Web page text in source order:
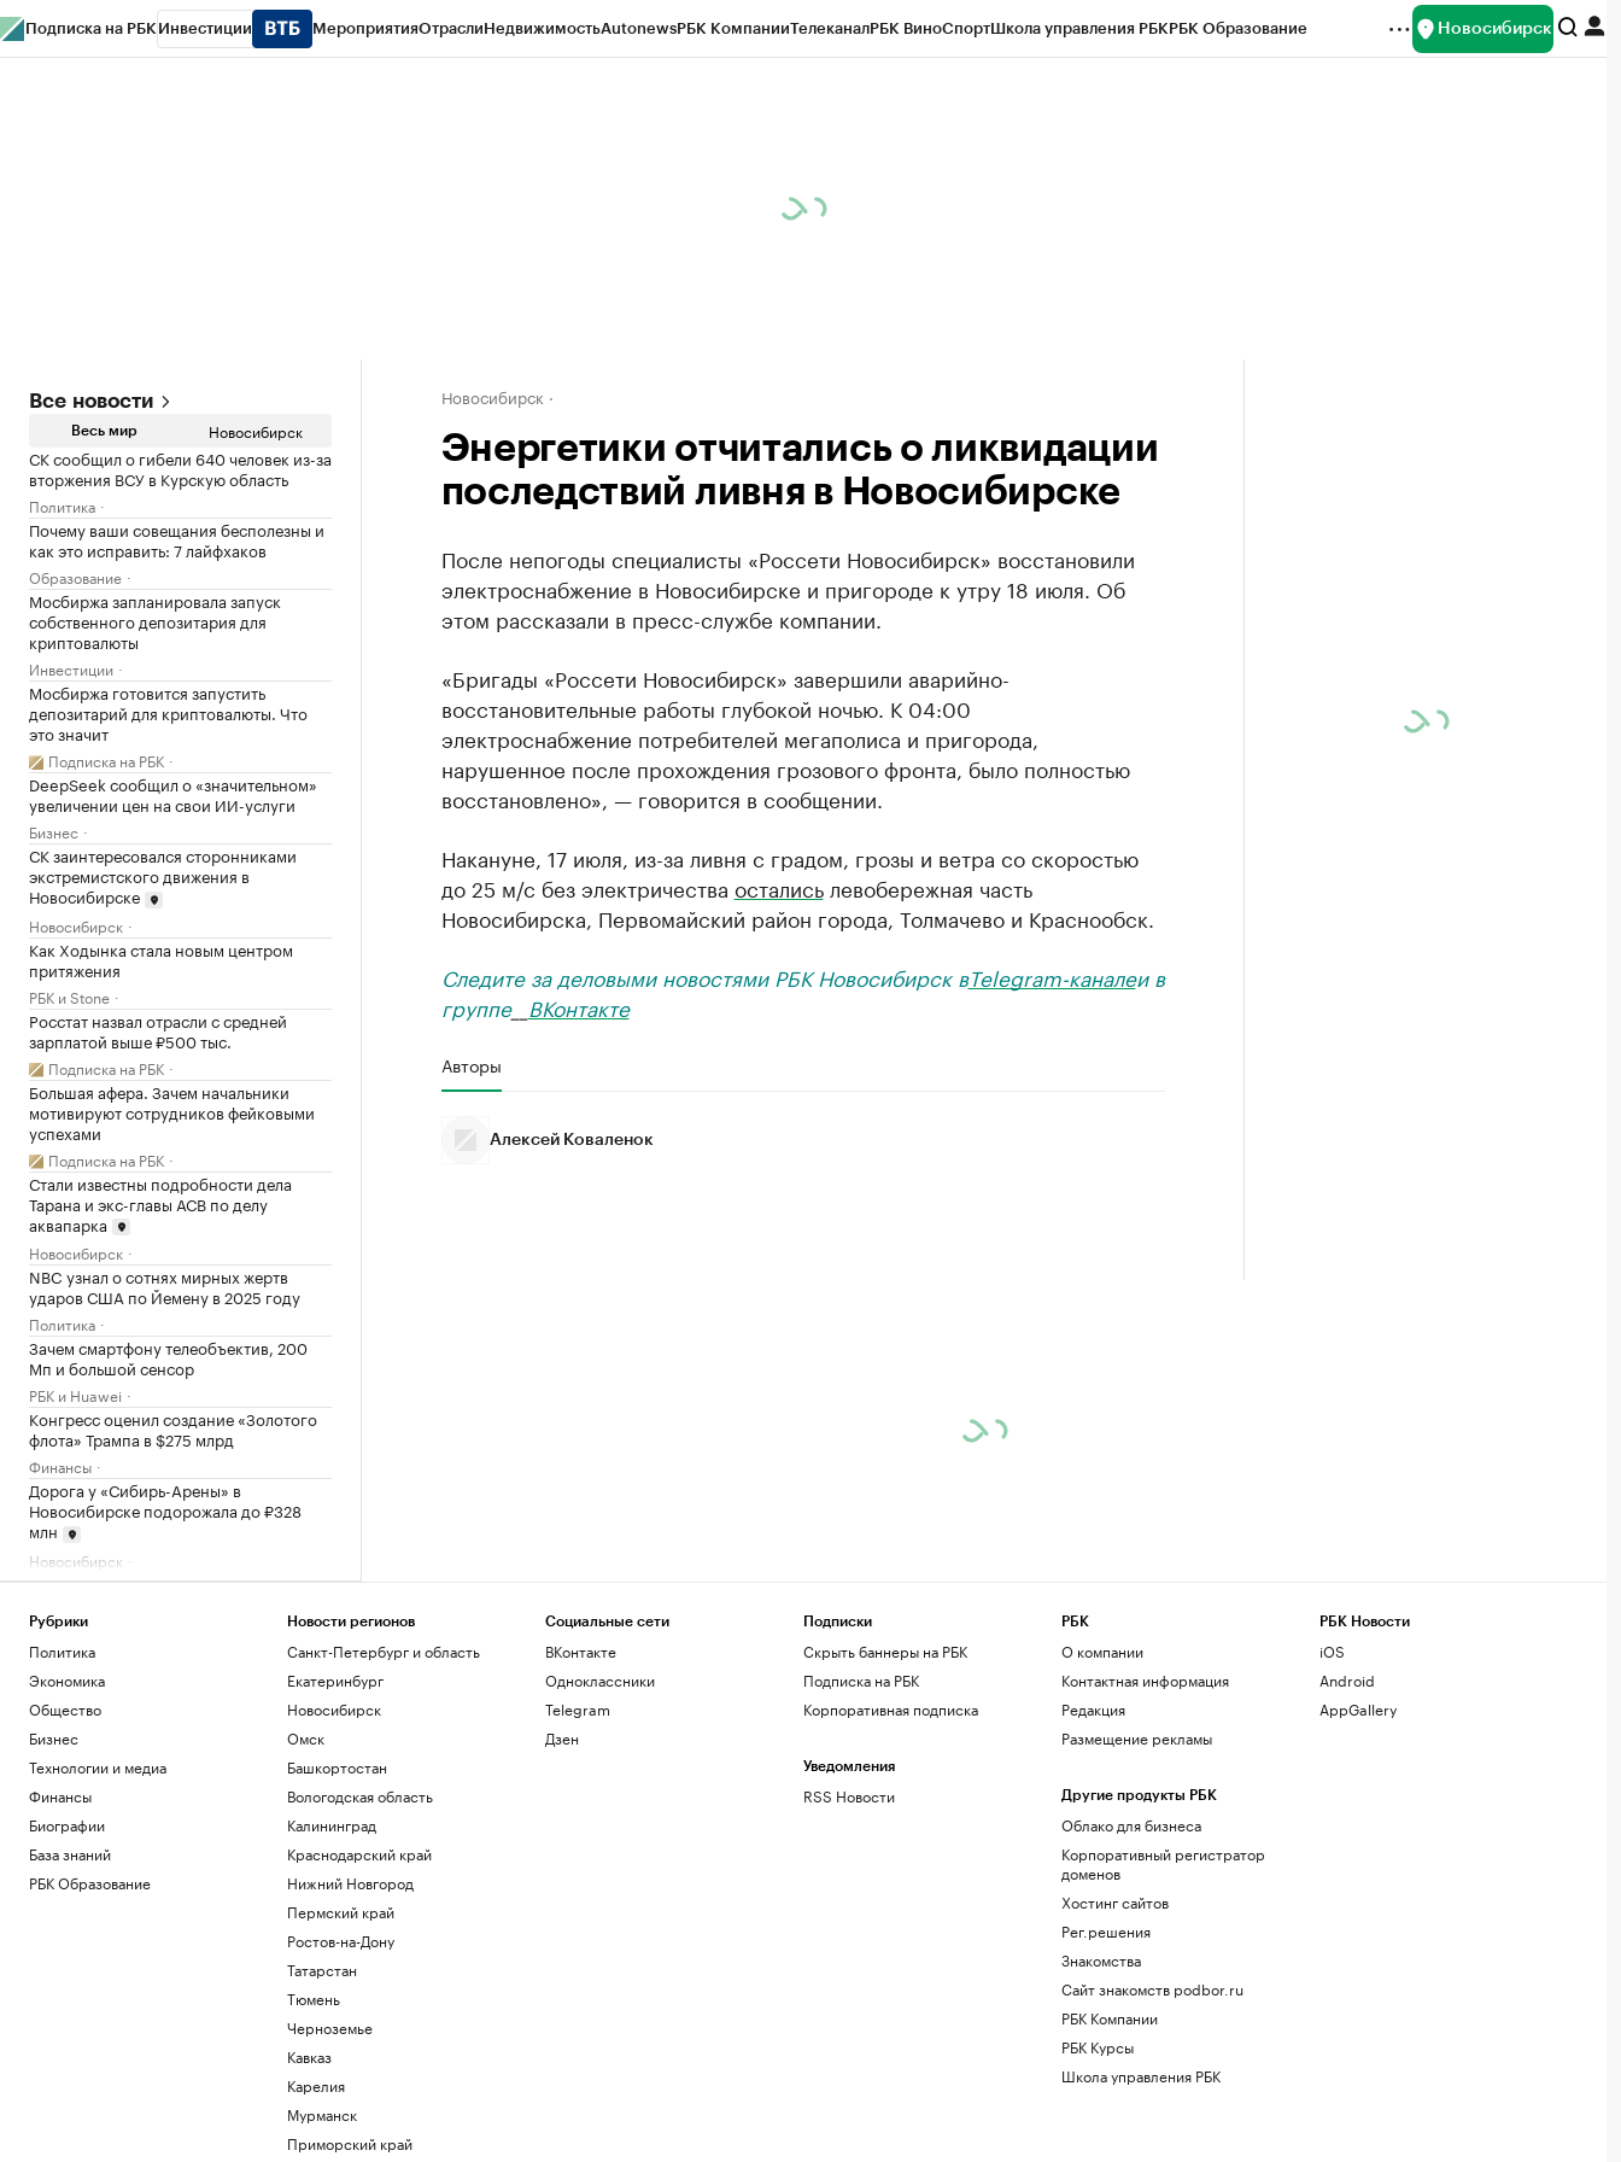
Подписка на РБК Инвестиции МероприятияОтраслиНедвижимостьAutonewsРБК КомпанииТелеканалРБК ВиноСпортШкола управления РБКРБК Образование Новосибирск
Все новости
Весь мир Новосибирск
СК сообщил о гибели 640 человек из-за
вторжения ВСУ в Курскую область
Политика
Почему ваши совещания бесполезны и
как это исправить: 7 лайфхаков
Образование
Мосбиржа запланировала запуск
собственного депозитария для
криптовалюты
Инвестиции
Мосбиржа готовится запустить
депозитарий для криптовалюты. Что
это значит
Подписка на РБК
DeepSeek сообщил о «значительном»
увеличении цен на свои ИИ-услуги
Бизнес
СК заинтересовался сторонниками
экстремистского движения в
Новосибирске
Новосибирск
Как Ходынка стала новым центром
притяжения
РБК и Stone
Росстат назвал отрасли с средней
зарплатой выше ₽500 тыс.
Подписка на РБК
Большая афера. Зачем начальники
мотивируют сотрудников фейковыми
успехами
Подписка на РБК
Стали известны подробности дела
Тарана и экс-главы АСВ по делу
аквапарка
Новосибирск
NBC узнал о сотнях мирных жертв
ударов США по Йемену в 2025 году
Политика
Зачем смартфону телеобъектив, 200
Мп и большой сенсор
РБК и Huawei
Конгресс оценил создание «Золотого
флота» Трампа в $275 млрд
Финансы
Дорога у «Сибирь-Арены» в
Новосибирске подорожала до ₽328
млн
Новосибирск
Самый молодой на орбите. 65 лет
Общество
В регионе объем неплатежей по
ипотеке превысил отметку в
полмиллиарда
Новосибирск
Временное явление: в июле снижение
цен на жилье резко замедлилось
Недвижимость
Собянин сообщил о еще трех сбитых
дронах, летевших на Москву
Политика
Вышедшие из-под контроля ИИ-
Аэропорт Домодедово перешел на
обслуживание рейсов по согласованию
Новосибирск
Энергетики отчитались о ликвидации
последствий ливня в Новосибирске
После непогоды специалисты «Россети Новосибирск» восстановили
электроснабжение в Новосибирске и пригороде к утру 18 июля. Об
этом рассказали в пресс-службе компании.
«Бригады «Россети Новосибирск» завершили аварийно-
восстановительные работы глубокой ночью. К 04:00
электроснабжение потребителей мегаполиса и пригорода,
нарушенное после прохождения грозового фронта, было полностью
восстановлено», — говорится в сообщении.
Накануне, 17 июля, из-за ливня с градом, грозы и ветра со скоростью
до 25 м/с без электричества осталисьлевобережная часть
Новосибирска, Первомайский район города, Толмачево и Краснообск.
Следите за деловыми новостями РБК Новосибирск вTelegram-каналеи в
группе__ ВКонтакте
Авторы
Алексей Коваленок
Рубрики
Политика
Экономика
Общество
Бизнес
Технологии и медиа
Финансы
Биографии
База знаний
РБК Образование
Новости регионов
Санкт-Петербург и область
Екатеринбург
Новосибирск
Омск
Башкортостан
Вологодская область
Калининград
Краснодарский край
Нижний Новгород
Пермский край
Ростов-на-Дону
Татарстан
Тюмень
Черноземье
Кавказ
Карелия
Мурманск
Приморский край
Социальные сети
ВКонтакте
Одноклассники
Telegram
Дзен
Подписки
Скрыть баннеры на РБК
Подписка на РБК
Корпоративная подписка
Уведомления
RSS Новости
РБК
О компании
Контактная информация
Редакция
Размещение рекламы
Другие продукты РБК
Облако для бизнеса
Корпоративный регистратор
доменов
Хостинг сайтов
Рег.решения
Знакомства
Сайт знакомств podbor.ru
РБК Компании
РБК Курсы
Школа управления РБК
РБК Новости
iOS
Android
AppGallery